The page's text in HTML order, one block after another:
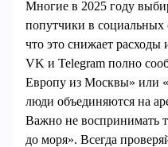
Многие в 2025 году
попутчики в социальных
что это снижает расходы
VK и Telegram полно
Европу из Москвы» или
люди объединяются на
Важно не воспринимать
до моря». Всегда